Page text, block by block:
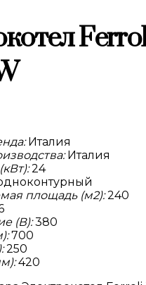
Италия
Италия
24
площадь (м2):240
(В):380
700
250
420